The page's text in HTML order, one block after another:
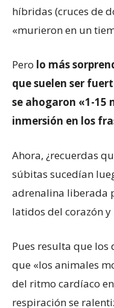
híbridas (cruces de
«murieron en un
Pero lo más
que suelen ser
se ahogaron «1-15
inmersión en los
Ahora, ¿recuerdas
súbitas sucedían
adrenalina liberada
latidos del corazón
Pues resulta que
que «los animales
del ritmo cardíaco
respiración se